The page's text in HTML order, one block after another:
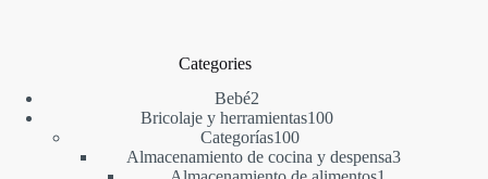
Categories
Bebé22
productos
Bricolaje y herramientas100100
Categorías100100
productos
Almacenamiento de cocina y despensa33